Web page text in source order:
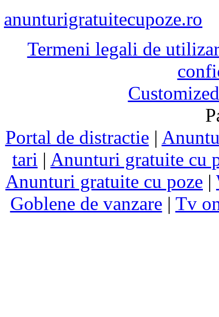
anunturigratuitecupoze.ro
Termeni legali de
Portal de distractie |
tari | Anunturi gratuite cu
Anunturi gratuite cu poze |
Goblene de vanzare | Tv